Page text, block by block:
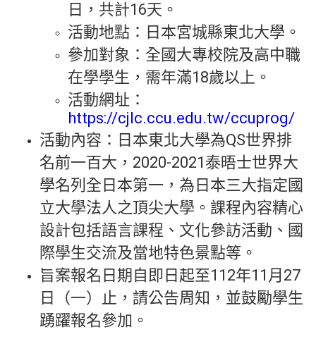
日，共計16天。
活動地點：日本宮城縣東北大學。
參加對象：全國大專校院及高中職
在學學生，需年滿18歲以上。
活動網址：
https://cjlc.ccu.edu.tw/ccuprog/
活動內容：日本東北大學為QS世界排
名前一百大，2020-2021泰晤士世界大
學名列全日本第一，為日本三大指定國
立大學法人之頂尖大學。課程內容精心
設計包括語言課程、文化參訪活動、國
際學生交流及當地特色景點等。
旨案報名日期自即日起至112年11月27
日（一）止，請公告周知，並鼓勵學生
踴躍報名參加。